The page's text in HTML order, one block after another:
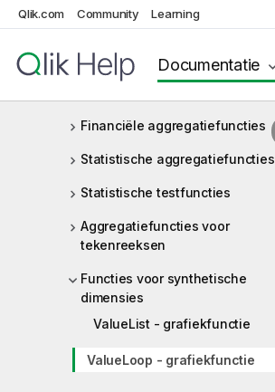
Qlik.com Community Learning
Documentatie
Aggregatiefuncties
Basisaggregatiefuncties
Financiële aggregatiefuncties
Statistische aggregatiefuncties
Statistische testfuncties
Aggregatiefuncties voor
tekenreeksen
Functies voor synthetische
dimensies
ValueList - grafiekfunctie
ValueLoop - grafiekfunctie